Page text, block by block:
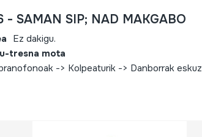
- SAMAN SIP; NAD MAKGABO
Ez dakigu.
tresna mota
-> Kolpeaturik -> Danborrak eskuz